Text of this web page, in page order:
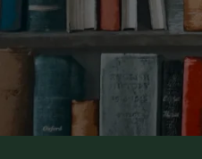
On sale
In stock